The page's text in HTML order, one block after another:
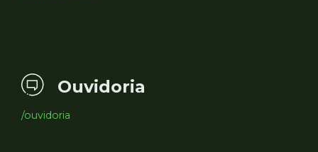
Ouvidoria
/ouvidoria